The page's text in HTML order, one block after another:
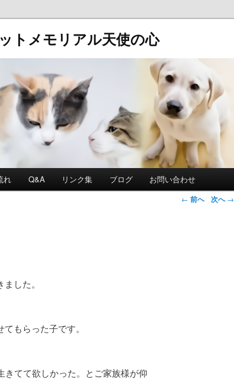
トメモリアル天使の心
れ Q&A リンク集 ブログ お問い合わせ
投稿ナビゲ
← 前へ 次へ→
した。
もらった子です。
てて欲しかった。とご家族様が仰